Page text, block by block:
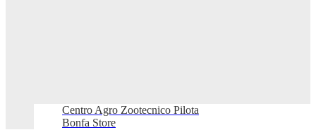
Centro Agro Zootecnico Pilota
Bonfa Store